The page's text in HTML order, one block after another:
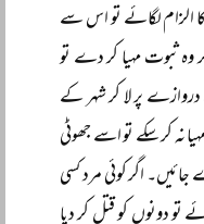
الزام لگائے تو اس سے
وہ ثبوت مہیا کر دے تو
پر لا کر شہر کے
نہ کر سکے تو اسے جھوٹی
اگر کوئی مرد کسی
دونوں کو قتل کر دیا